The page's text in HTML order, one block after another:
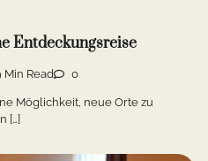
Entdeckungsreise
Min Read 0
Möglichkeit, neue Orte zu
[…]